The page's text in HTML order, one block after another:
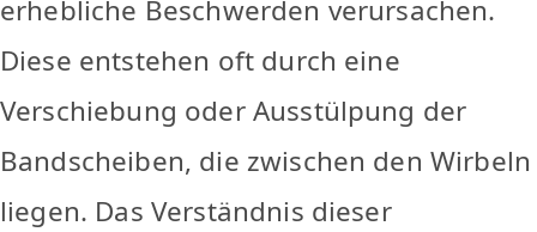
erhebliche Beschwerden verursachen.
Diese entstehen oft durch eine
Verschiebung oder Ausstülpung der
Bandscheiben, die zwischen den Wirbeln
liegen. Das Verständnis dieser